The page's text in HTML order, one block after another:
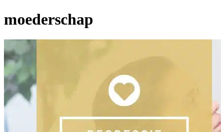
moederschap